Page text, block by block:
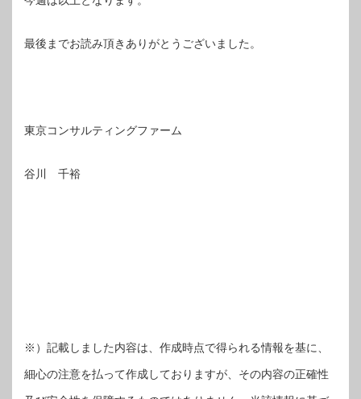
最後までお読み頂きありがとうございました。
東京コンサルティングファーム
谷川 千裕
※）記載しました内容は、作成時点で得られる情報を基に、
細心の注意を払って作成しておりますが、その内容の正確性